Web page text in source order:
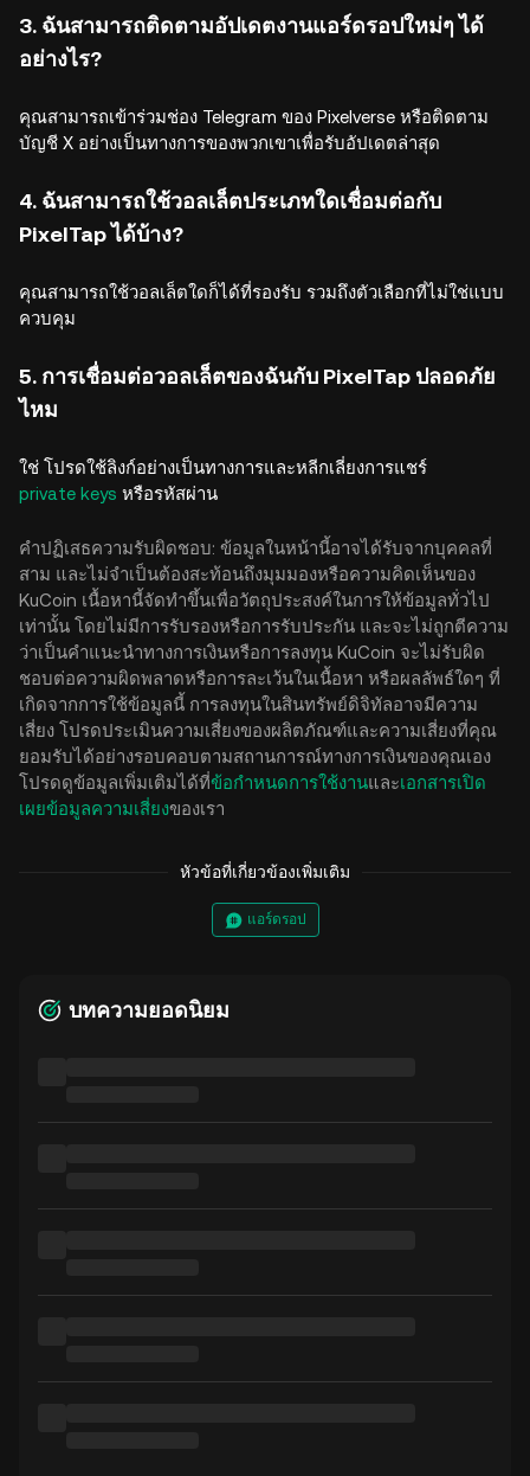
3. ฉันสามารถติดตามอัปเดตงานแอร์ดรอปใหม่ๆ ได้
อย่างไร?
คุณสามารถเข้าร่วมช่อง Telegram ของ Pixelverse หรือติดตาม
บัญชี X อย่างเป็นทางการของพวกเขาเพื่อรับอัปเดตล่าสุด
4. ฉันสามารถใช้วอลเล็ตประเภทใดเชื่อมต่อกับ
PixelTap ได้บ้าง?
คุณสามารถใช้วอลเล็ตใดก็ได้ที่รองรับ รวมถึงตัวเลือกที่ไม่ใช่แบบ
ควบคุม
5. การเชื่อมต่อวอลเล็ตของฉันกับ PixelTap ปลอดภัย
ไหม
ใช่ โปรดใช้ลิงก์อย่างเป็นทางการและหลีกเลี่ยงการแชร์
private keys หรือรหัสผ่าน
คำปฏิเสธความรับผิดชอบ: ข้อมูลในหน้านี้อาจได้รับจากบุคคลที่
สาม และไม่จำเป็นต้องสะท้อนถึงมุมมองหรือความคิดเห็นของ
KuCoin เนื้อหานี้จัดทำขึ้นเพื่อวัตถุประสงค์ในการให้ข้อมูลทั่วไป
เท่านั้น โดยไม่มีการรับรองหรือการรับประกัน และจะไม่ถูกตีความ
ว่าเป็นคำแนะนำทางการเงินหรือการลงทุน KuCoin จะไม่รับผิด
ชอบต่อความผิดพลาดหรือการละเว้นในเนื้อหา หรือผลลัพธ์ใดๆ ที่
เกิดจากการใช้ข้อมูลนี้ การลงทุนในสินทรัพย์ดิจิทัลอาจมีความ
เสี่ยง โปรดประเมินความเสี่ยงของผลิตภัณฑ์และความเสี่ยงที่คุณ
ยอมรับได้อย่างรอบคอบตามสถานการณ์ทางการเงินของคุณเอง
โปรดดูข้อมูลเพิ่มเติมได้ที่ข้อกำหนดการใช้งานและเอกสารเปิด
เผยข้อมูลความเสี่ยงของเรา
หัวข้อที่เกี่ยวข้องเพิ่มเติม
แอร์ดรอป
บทความยอดนิยม